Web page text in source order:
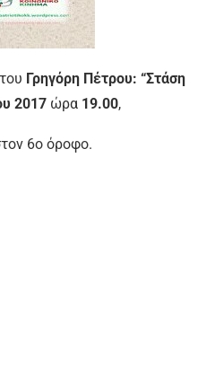
Γρηγόρη Πέτρου: “Στάση
2017 ώρα 19.00,
6ο όροφο.